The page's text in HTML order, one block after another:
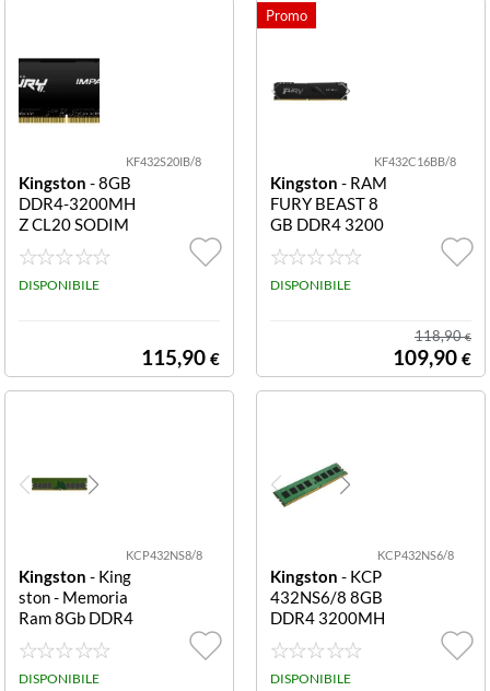
KF432S20IB/8
Kingston - 8GB
DDR4-3200MH
Z CL20 SODIM
M FURY IMPAC
T
DISPONIBILE
115,90 €
KF432C16BB/8
Kingston - RAM
FURY BEAST 8
GB DDR4 3200
MHZ CL16 KF4
32C16BB/8
DISPONIBILE
118,90€
109,90 €
KCP432NS8/8
Kingston - King
ston - Memoria
Ram 8Gb DDR4
3200MHZ MO
DULE KCP432
NS8/8 8GB DD
DISPONIBILE
KCP432NS6/8
Kingston - KCP
432NS6/8 8GB
DDR4 3200MH
Z SINGLE RANK
MODULE 8GB
DDR4 3200MH
DISPONIBILE